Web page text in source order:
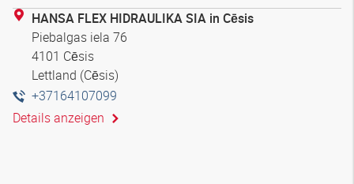
HANSA FLEX HIDRAULIKA SIA in Cēsis
Piebalgas iela 76
4101 Cēsis
Lettland (Cēsis)
+37164107099
Details anzeigen